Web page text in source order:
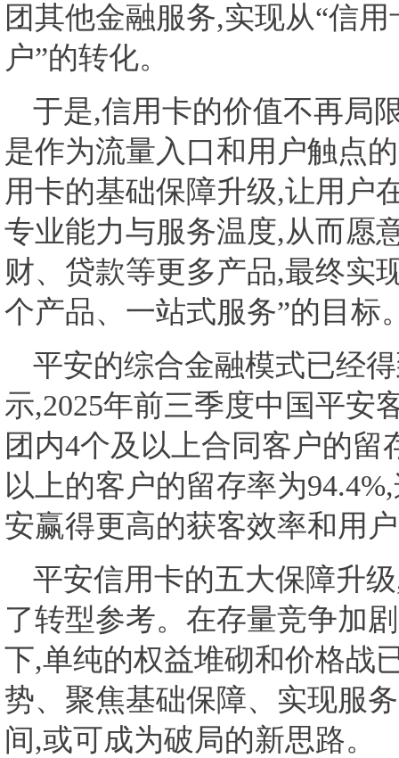
团其他金融服务,实现从“信
户”的转化。
于是,信用卡的价值不再局
是作为流量入口和用户触点
用卡的基础保障升级,让用户
专业能力与服务温度,从而愿
财、贷款等更多产品,最终实
个产品、一站式服务”的目标
平安的综合金融模式已经
示,2025年前三季度中国平安
团内4个及以上合同客户的留
以上的客户的留存率为
安赢得更高的获客效率和用
平安信用卡的五大保障升
了转型参考。在存量竞争加
下,单纯的权益堆砌和价格战
势、聚焦基础保障、实现服
间,或可成为破局的新思路。